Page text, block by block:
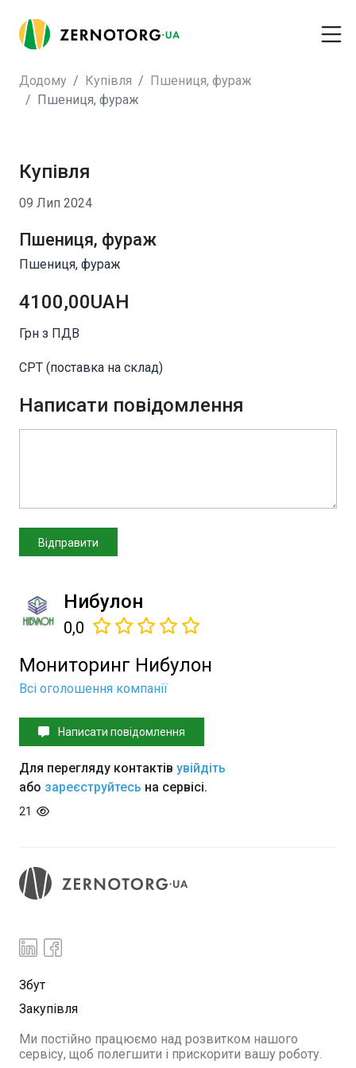
Додому Купівля
Пшениця, фураж
Пшениця, фураж
Купівля
09 Лип 2024
Пшениця, фураж
Пшениця, фураж
4100,00UAH
Грн з ПДВ
CPT (поставка на склад)
Написати повідомлення
Нибулон
0,0
Мониторинг Нибулон
Всі оголошення компанії
Написати повідомлення
Для перегляду контактів увійдіть
або зареєструйтесь на сервісі.
21
Збут
Закупівля
Ми постійно працюємо над розвитком нашого
сервісу, щоб полегшити і прискорити вашу роботу.